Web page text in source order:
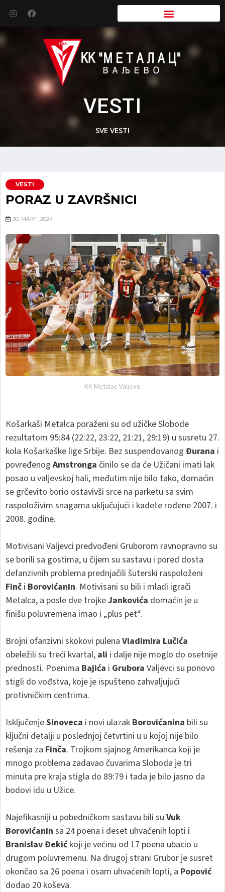
VESTI
SVE VESTI
VESTI
PORAZ U ZAVRŠNICI
30. MART, 2024.
KK Metalac Valjevo
Кošarkaši Metalca poraženi su od užičke Slobode
rezultatom 95:84 (22:22, 23:22, 21:21, 29:19) u susretu 27.
kola Кošarkaške lige Srbije. Bez suspendovanog Đurana i
povređenogAmstronga činilo se da će Užičani imati lak
posao u valjevskoj hali, međutim nije bilo tako, domaćin
se grčevito borio ostavivši srce na parketu sa svim
raspoloživim snagama uključujući i kadete rođene 2007. i
2008. godine.
Motivisani Valjevci predvođeni Gruborom ravnopravno su
se borili sa gostima, u čijem su sastavu i pored dosta
defanzivnih problema prednjačili šuterski raspoloženi
Finči Borovićanin. Motivisani su bili i mladi igrači
Metalca, a posle dve trojkeJankovića domaćin je u
finišu poluvremena imao i „plus pet“.
Brojni ofanzivni skokovi pulena Vladimira Lučića
obeležili su treći kvartal, ali i dalje nije moglo do osetnije
prednosti. Poenima Bajića i Grubora Valjevci su ponovo
stigli do vođstva, koje je ispušteno zahvaljujući
protivničkim centrima.
IsključenjeSinoveca i novi ulazak Borovićanina bili su
ključni detalji u poslednjoj četvrtini u u kojoj nije bilo
rešenja za Finča. Trojkom sjajnog Amerikanca koji je
mnogo problema zadavao čuvarima Sloboda je tri
minuta pre kraja stigla do 89:79 i tada je bilo jasno da
bodovi idu u Užice.
Najefikasniji u pobedničkom sastavu bili su Vuk
Borovićanin sa 24 poena i deset uhvaćenih lopti i
Branislav Đekićkoji je većinu od 17 poena ubacio u
drugom poluvremenu. Na drugoj strani Grubor je susret
okončao sa 26 poena i osam uhvaćenih lopti, a Popović
dodao 20 koševa.